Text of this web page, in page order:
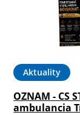
Aktuality
OZNAM - CS
ambulancia